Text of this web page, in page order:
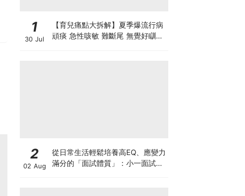
1
30 Jul
【育兒痛點大拆解】夏季爆流行病
頑痰 急性咳敏 難斷尾 無覺好瞓？
2
02 Aug
從日常生活輕鬆培養高EQ、應變力
滿分的「面試體質」：小一面試最